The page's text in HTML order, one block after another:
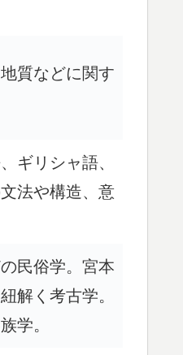
質などに関す
ギリシャ語、
法や構造、意
民俗学。宮本
解く考古学。
学。